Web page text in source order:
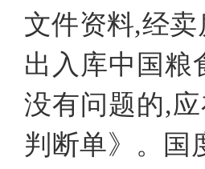
文件资料,经
出入库中国粮
没有问题的,
判断单》。国